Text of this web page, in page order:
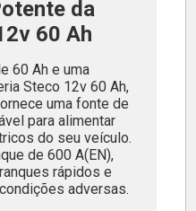
da
60 Ah
60 Ah e uma
Steco 12v 60 Ah,
uma fonte de
para alimentar
do seu veículo.
de 600 A(EN),
rápidos e
adversas.